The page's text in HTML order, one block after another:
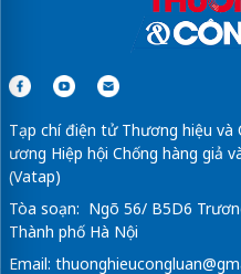
Tạp chí điện tử Thương hiệu và
ương Hiệp hội Chống hàng giả
(Vatap)
Tòa soạn: Ngõ 56/ B5D6
Thành phố Hà Nội
Email: